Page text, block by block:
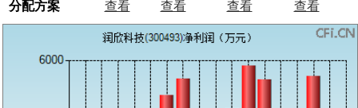
分配方案
查看 查看 查看 查看